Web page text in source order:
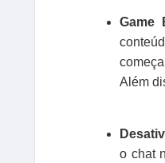
Game
Além
o chat